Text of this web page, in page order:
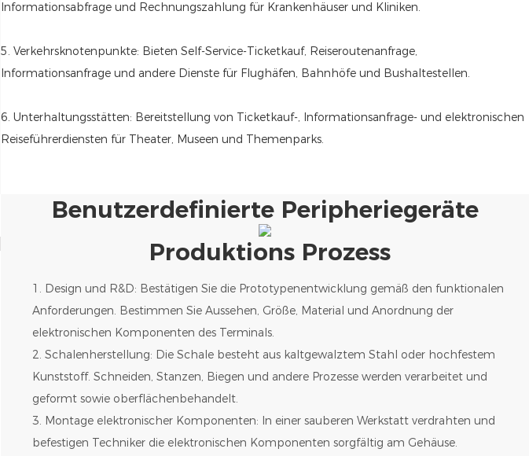
Informationsabfrage und Rechnungszahlung für Krankenhäuser und Kliniken.
5. Verkehrsknotenpunkte: Bieten Self-Service-Ticketkauf, Reiseroutenanfrage,
Informationsanfrage und andere Dienste für Flughäfen, Bahnhöfe und Bushaltestellen.
6. Unterhaltungsstätten: Bereitstellung von Ticketkauf-, Informationsanfrage- und elektronischen
Reiseführerdiensten für Theater, Museen und Themenparks.
Benutzerdefinierte Peripheriegeräte
Produktions Prozess
1. Design und R&D: Bestätigen Sie die Prototypenentwicklung gemäß den funktionalen
Anforderungen. Bestimmen Sie Aussehen, Größe, Material und Anordnung der
elektronischen Komponenten des Terminals.
2. Schalenherstellung: Die Schale besteht aus kaltgewalztem Stahl oder hochfestem
Kunststoff. Schneiden, Stanzen, Biegen und andere Prozesse werden verarbeitet und
geformt sowie oberflächenbehandelt.
3. Montage elektronischer Komponenten: In einer sauberen Werkstatt verdrahten und
befestigen Techniker die elektronischen Komponenten sorgfältig am Gehäuse.